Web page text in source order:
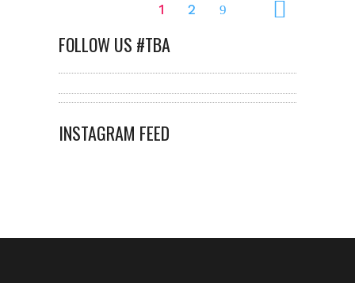
1 2
FOLLOW US #TBA
INSTAGRAM FEED